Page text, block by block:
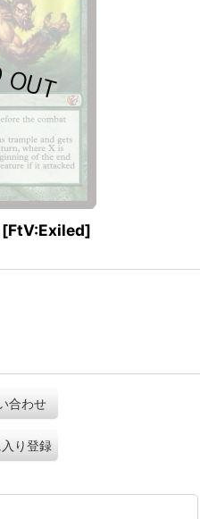
[FtV:Exiled]
合わせ
り登録